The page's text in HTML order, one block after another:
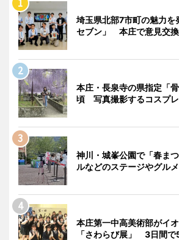
埼玉県北部7市町の魅力を
セブン」 本庄で意見交
本庄・長泉寺の県指定「
頃 写真撮影するコスプ
神川・城峯公園で「春ま
ルなどのステージやグル
本庄第一中高美術部がイ
「さわらび展」 3日間